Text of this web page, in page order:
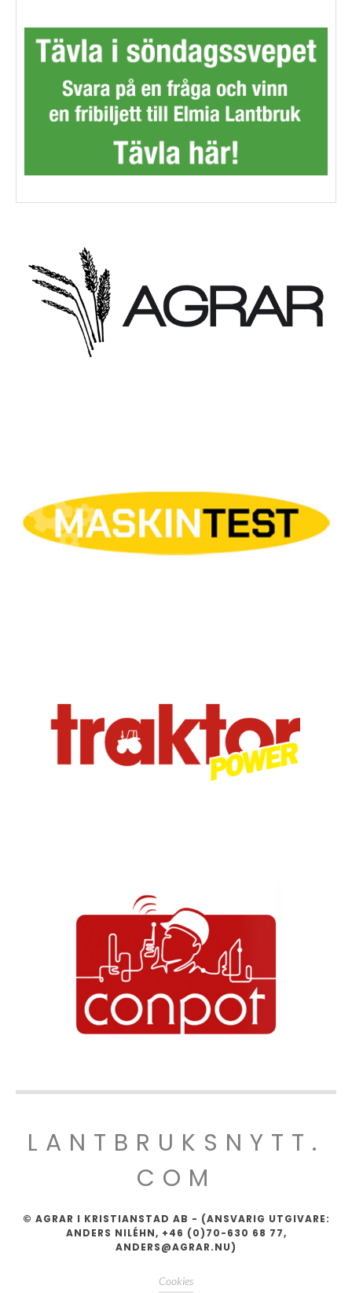
LANTBRUKSNYTT.
COM
© AGRAR I KRISTIANSTAD AB - (ANSVARIG UTGIVARE:
ANDERS NILÉHN, +46 (0)70-630 68 77,
ANDERS@AGRAR.NU)
Cookies